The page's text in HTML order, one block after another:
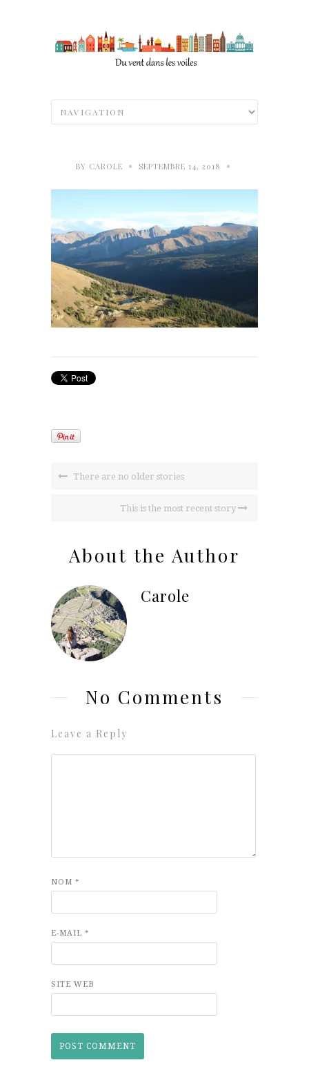
BY CAROLE • SEPTEMBRE 14, 2018 •
There are no older stories
This is the most recent story
About the Author
Carole
No Comments
Leave a Reply
NOM *
E-MAIL *
SITE WEB